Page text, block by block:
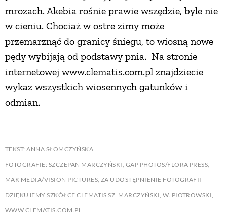
mrozach. Akebia rośnie prawie wszędzie, byle nie
w cieniu. Chociaż w ostre zimy może
przemarznąć do granicy śniegu, to wiosną nowe
pędy wybijają od podstawy pnia. Na stronie
internetowej www.clematis.com.pl znajdziecie
wykaz wszystkich wiosennych gatunków i
odmian.
TEKST: ANNA SŁOMCZYŃSKA
FOTOGRAFIE: SZCZEPAN MARCZYŃSKI, GAP PHOTOS/FLORA PRESS,
MAK MEDIA/VISION PICTURES, ZA UDOSTĘPNIENIE FOTOGRAFII
DZIĘKUJEMY SZKÓŁCE CLEMATIS SZ. MARCZYŃSKI, W. PIOTROWSKI,
WWW.CLEMATIS.COM.PL